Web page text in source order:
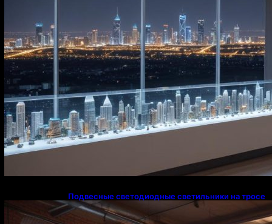
Подвесные светодиодные светильники на тросе